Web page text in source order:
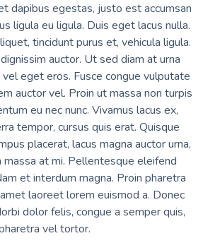
dapibus egestas, justo est accumsan
ligula eu ligula. Duis eget lacus nulla.
tincidunt purus et, vehicula ligula.
auctor. Ut sed diam at urna
eget eros. Fusce congue vulputate
auctor vel. Proin ut massa non turpis
eu nec nunc. Vivamus lacus ex,
tempor, cursus quis erat. Quisque
placerat, lacus magna auctor urna,
massa at mi. Pellentesque eleifend
et interdum magna. Proin pharetra
laoreet lorem euismod a. Donec
dolor felis, congue a semper quis,
vel tortor.